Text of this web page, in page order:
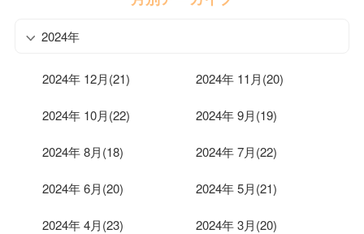
2024年
2024年 12月(21) 2024年 11月(20)
2024年 10月(22) 2024年 9月(19)
2024年 8月(18) 2024年 7月(22)
2024年 6月(20) 2024年 5月(21)
2024年 4月(23) 2024年 3月(20)